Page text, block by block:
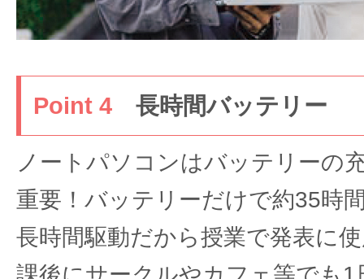
Point 4 長時間バッテリー
ノートパソコンはバッテリーの
重要！バッテリーだけで約35時
長時間駆動だから授業で発表に